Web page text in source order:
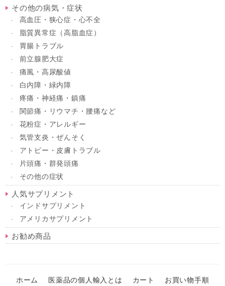
その他の病気・症状
高血圧・狭心症・心不全
脂質異常症（高脂血症）
胃腸トラブル
前立腺肥大症
痛風・高尿酸値
白内障・緑内障
疼痛・神経痛・鎮痛
関節痛・リウマチ・腰痛など
花粉症・アレルギー
気管支炎・ぜんそく
アトピー・皮膚トラブル
片頭痛・群発頭痛
その他の症状
人気サプリメント
インドサプリメント
アメリカサプリメント
お勧め商品
ホーム 医薬品の個人輸入とは カート お買い物手順